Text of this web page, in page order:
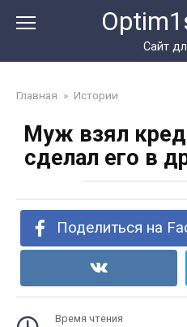
Сайт
Главная » Истории
Муж взял
сделал его в
Поделиться на
Время чтения